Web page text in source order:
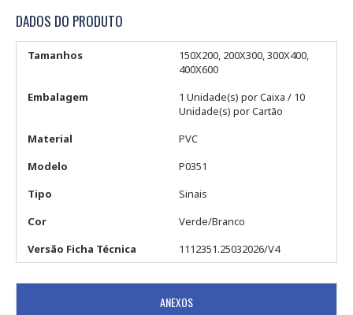
DADOS DO PRODUTO
Tamanhos
150X200, 200X300, 300X400,
400X600
Embalagem
1 Unidade(s) por Caixa / 10
Unidade(s) por Cartão
Material
PVC
Modelo
P0351
Tipo
Sinais
Cor
Verde/Branco
Versão Ficha Técnica
1112351.25032026/V4
ANEXOS